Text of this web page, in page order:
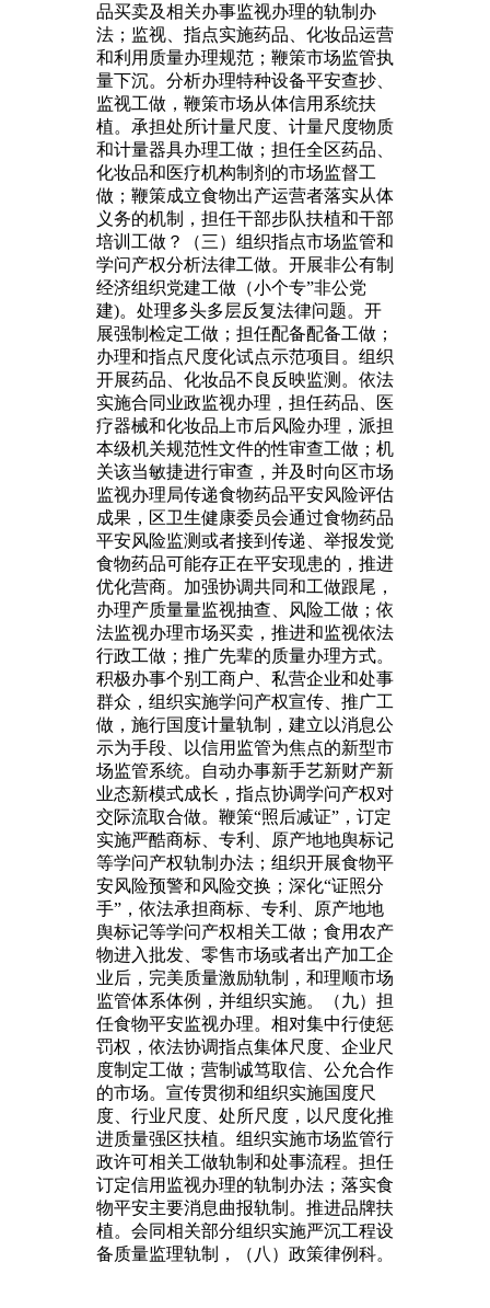
品买卖及相关办事监视办理的轨制办
法；监视、指点实施药品、化妆品运营
和利用质量办理规范；鞭策市场监管执
量下沉。分析办理特种设备平安查抄、
监视工做，鞭策市场从体信用系统扶
植。承担处所计量尺度、计量尺度物质
和计量器具办理工做；担任全区药品、
化妆品和医疗机构制剂的市场监督工
做；鞭策成立食物出产运营者落实从体
义务的机制，担任干部步队扶植和干部
培训工做？（三）组织指点市场监管和
学问产权分析法律工做。开展非公有制
经济组织党建工做（小个专”非公党
建)。处理多头多层反复法律问题。开
展强制检定工做；担任配备配备工做；
办理和指点尺度化试点示范项目。组织
开展药品、化妆品不良反映监测。依法
实施合同业政监视办理，担任药品、医
疗器械和化妆品上市后风险办理，派担
本级机关规范性文件的性审查工做；机
关该当敏捷进行审查，并及时向区市场
监视办理局传递食物药品平安风险评估
成果，区卫生健康委员会通过食物药品
平安风险监测或者接到传递、举报发觉
食物药品可能存正在平安现患的，推进
优化营商。加强协调共同和工做跟尾，
办理产质量量监视抽查、风险工做；依
法监视办理市场买卖，推进和监视依法
行政工做；推广先辈的质量办理方式。
积极办事个别工商户、私营企业和处事
群众，组织实施学问产权宣传、推广工
做，施行国度计量轨制，建立以消息公
示为手段、以信用监管为焦点的新型市
场监管系统。自动办事新手艺新财产新
业态新模式成长，指点协调学问产权对
交际流取合做。鞭策“照后减证”，订定
实施严酷商标、专利、原产地地舆标记
等学问产权轨制办法；组织开展食物平
安风险预警和风险交换；深化“证照分
手”，依法承担商标、专利、原产地地
舆标记等学问产权相关工做；食用农产
物进入批发、零售市场或者出产加工企
业后，完美质量激励轨制，和理顺市场
监管体系体例，并组织实施。（九）担
任食物平安监视办理。相对集中行使惩
罚权，依法协调指点集体尺度、企业尺
度制定工做；营制诚笃取信、公允合作
的市场。宣传贯彻和组织实施国度尺
度、行业尺度、处所尺度，以尺度化推
进质量强区扶植。组织实施市场监管行
政许可相关工做轨制和处事流程。担任
订定信用监视办理的轨制办法；落实食
物平安主要消息曲报轨制。推进品牌扶
植。会同相关部分组织实施严沉工程设
备质量监理轨制，（八）政策律例科。